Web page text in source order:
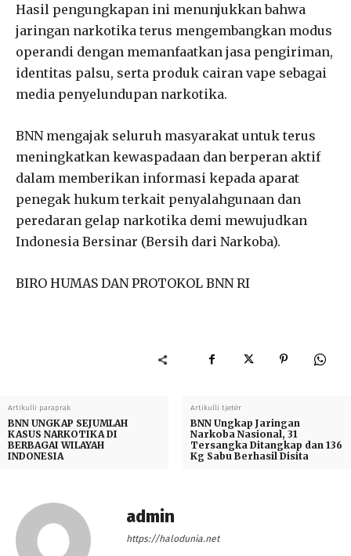
Hasil pengungkapan ini menunjukkan bahwa
jaringan narkotika terus mengembangkan modus
operandi dengan memanfaatkan jasa pengiriman,
identitas palsu, serta produk cairan vape sebagai
media penyelundupan narkotika.
BNN mengajak seluruh masyarakat untuk terus
meningkatkan kewaspadaan dan berperan aktif
dalam memberikan informasi kepada aparat
penegak hukum terkait penyalahgunaan dan
peredaran gelap narkotika demi mewujudkan
Indonesia Bersinar (Bersih dari Narkoba).
BIRO HUMAS DAN PROTOKOL BNN RI
Artikulli paraprak
BNN UNGKAP SEJUMLAH
KASUS NARKOTIKA DI
BERBAGAI WILAYAH
INDONESIA
Artikulli tjetër
BNN Ungkap Jaringan
Narkoba Nasional, 31
Tersangka Ditangkap dan 136
Kg Sabu Berhasil Disita
admin
https://halodunia.net